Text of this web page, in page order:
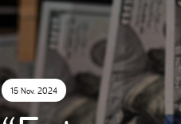
15 Nov. 2024